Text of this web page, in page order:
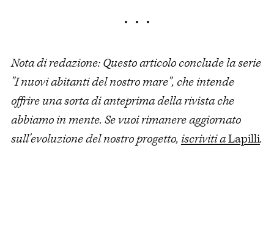
Nota di redazione: Questo articolo conclude la serie
"I nuovi abitanti del nostro mare", che intende
offrire una sorta di anteprima della rivista che
abbiamo in mente. Se vuoi rimanere aggiornato
sull'evoluzione del nostro progetto, iscriviti aLapilli.